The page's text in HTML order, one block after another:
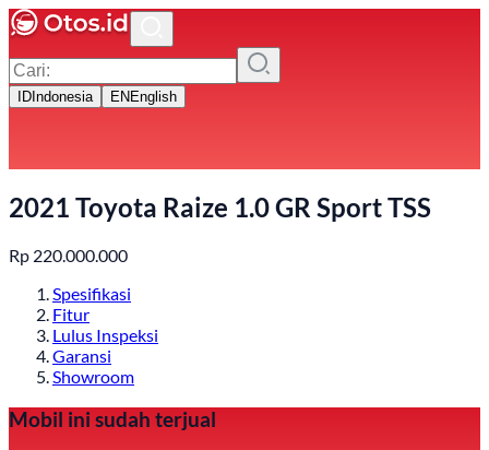
ID Indonesia EN English
2021 Toyota Raize 1.0 GR Sport TSS
Rp 220.000.000
Spesifikasi
Fitur
Lulus Inspeksi
Garansi
Showroom
Mobil ini sudah terjual